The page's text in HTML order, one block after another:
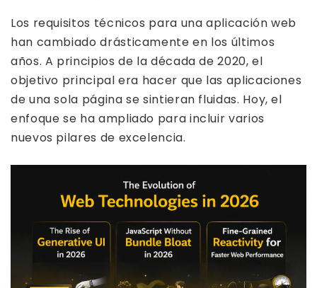
Los requisitos técnicos para una aplicación web
han cambiado drásticamente en los últimos
años. A principios de la década de 2020, el
objetivo principal era hacer que las aplicaciones
de una sola página se sintieran fluidas. Hoy, el
enfoque se ha ampliado para incluir varios
nuevos pilares de excelencia.